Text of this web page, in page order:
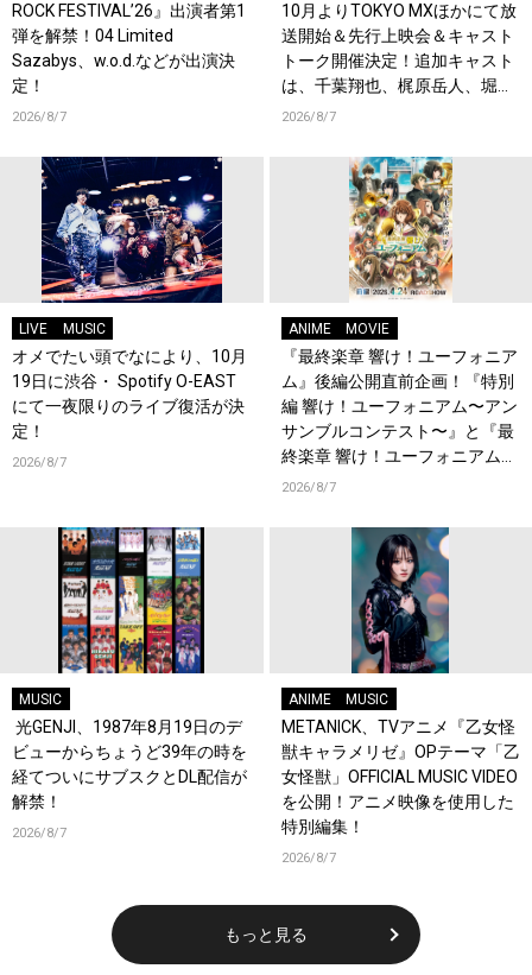
ROCK FESTIVAL’26』出演者第1
弾を解禁！04 Limited
Sazabys、w.o.d.などが出演決
定！
2026/8/7
10月よりTOKYO MXほかにて放
送開始＆先行上映会＆キャスト
トーク開催決定！追加キャスト
は、千葉翔也、梶原岳人、堀江
瞬、綿貫竜之介！PV第1弾公
2026/8/7
LIVE MUSIC
オメでたい頭でなにより、10月
19日に渋谷・ Spotify O-EAST
にて一夜限りのライブ復活が決
定！
2026/8/7
ANIME MOVIE
『最終楽章 響け！ユーフォニア
ム』後編公開直前企画！『特別
編 響け！ユーフォニアム〜アン
サンブルコンテスト〜』と『最
終楽章 響け！ユーフォニアム』
前編の一挙上映が決定！
2026/8/7
MUSIC
光GENJI、1987年8月19日のデ
ビューからちょうど39年の時を
経てついにサブスクとDL配信が
解禁！
2026/8/7
ANIME MUSIC
METANICK、TVアニメ『乙女怪
獣キャラメリゼ』OPテーマ「乙
女怪獣」OFFICIAL MUSIC VIDEO
を公開！アニメ映像を使用した
特別編集！
2026/8/7
もっと見る